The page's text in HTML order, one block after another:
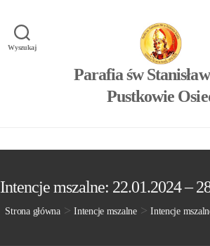
Wyszukaj
Parafia św
Pustkowie
Intencje mszalne: 22.01.2024 –
Strona główna>Intencje mszalne>Intencje